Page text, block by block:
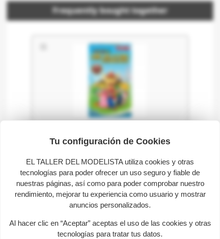
Frequently bought together
Super Mario Coin Collectors. 40
€17.95 €15.20
+
Tu configuración de Cookies
EL TALLER DEL MODELISTA utiliza cookies y otras
tecnologías para poder ofrecer un uso seguro y fiable de
nuestras páginas, así como para poder comprobar nuestro
rendimiento, mejorar tu experiencia como usuario y mostrar
anuncios personalizados.
Al hacer clic en “Aceptar” aceptas el uso de las cookies y otras
tecnologías para tratar tus datos.